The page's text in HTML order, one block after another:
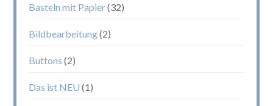
Basteln mit Papier(32)
Bildbearbeitung(2)
Buttons (2)
Das ist NEU (1)